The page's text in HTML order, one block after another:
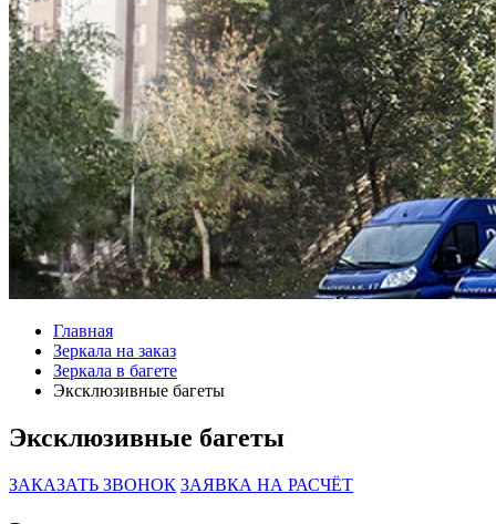
Главная
Зеркала на заказ
Зеркала в багете
Эксклюзивные багеты
Эксклюзивные багеты
ЗАКАЗАТЬ ЗВОНОК ЗАЯВКА НА РАСЧЁТ